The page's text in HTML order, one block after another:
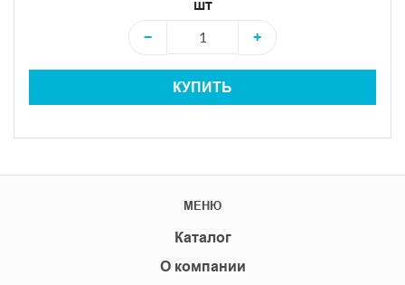
шт
−
+
КУПИТЬ
МЕНЮ
Каталог
О компании